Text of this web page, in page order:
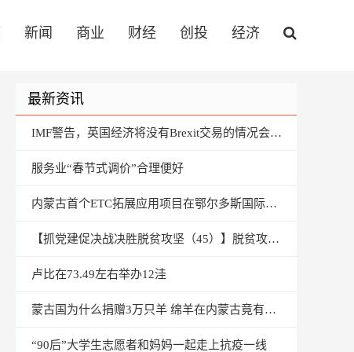
新闻 商业 财经 创投 经济
最新资讯
IMF警告，英国经济将没有Brexit交易的情况会缩小
服务业“春节式调价”合理便好
内蒙古首个ETC拓展应用项目在鄂尔多斯国际机场上线运行
【抓党建促决战决胜脱贫攻坚（45）】脱贫攻坚 不获全胜不收兵
卢比在73.49左右举办12洼
蒙古国为什么捐赠3万只羊 绵羊在内蒙古竟有这含义？
“90后”大学生志愿者和妈妈一起走上抗疫一线